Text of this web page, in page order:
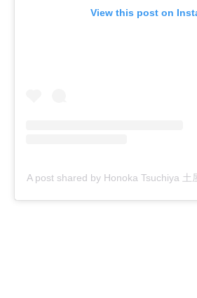
View this post on
A post shared by Honoka Tsuchiya 土